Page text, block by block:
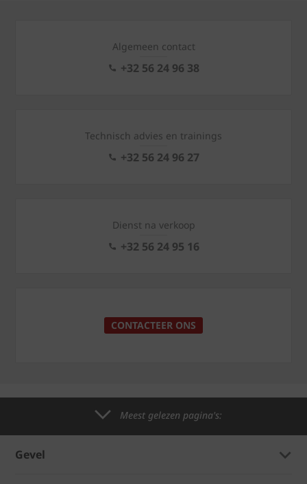
Algemeen contact
+32 56 24 96 38
Technisch advies en trainings
+32 56 24 96 27
Dienst na verkoop
+32 56 24 95 16
CONTACTEER ONS
Meest gelezen pagina's:
Gevel